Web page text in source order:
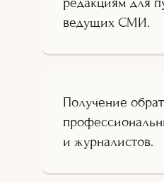
ведущих СМИ.
Получение
и журналистов.